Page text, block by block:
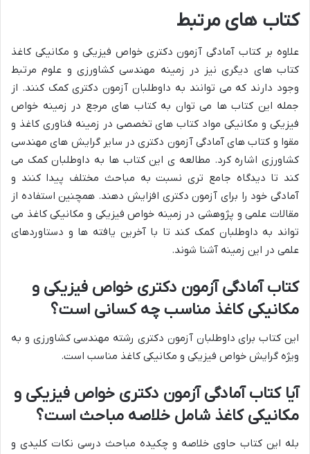
کتاب های مرتبط
علاوه بر کتاب آمادگی آزمون دکتری خواص فیزیکی و مکانیکی کاغذ
کتاب های دیگری نیز در زمینه مهندسی کشاورزی و علوم مرتبط
وجود دارند که می توانند به داوطلبان آزمون دکتری کمک کنند. از
جمله این کتاب ها می توان به کتاب های مرجع در زمینه خواص
فیزیکی و مکانیکی مواد کتاب های تخصصی در زمینه فناوری کاغذ و
مقوا و کتاب های آمادگی آزمون دکتری در سایر گرایش های مهندسی
کشاورزی اشاره کرد. مطالعه ی این کتاب ها به داوطلبان کمک می
کند تا دیدگاه جامع تری نسبت به مباحث مختلف پیدا کنند و
آمادگی خود را برای آزمون دکتری افزایش دهند. همچنین استفاده از
مقالات علمی و پژوهشی در زمینه خواص فیزیکی و مکانیکی کاغذ می
تواند به داوطلبان کمک کند تا با آخرین یافته ها و دستاوردهای
علمی در این زمینه آشنا شوند.
کتاب آمادگی آزمون دکتری خواص فیزیکی و
مکانیکی کاغذ مناسب چه کسانی است؟
این کتاب برای داوطلبان آزمون دکتری رشته مهندسی کشاورزی و به
ویژه گرایش خواص فیزیکی و مکانیکی کاغذ مناسب است.
آیا کتاب آمادگی آزمون دکتری خواص فیزیکی و
مکانیکی کاغذ شامل خلاصه مباحث است؟
بله این کتاب حاوی خلاصه و چکیده مباحث درسی نکات کلیدی و